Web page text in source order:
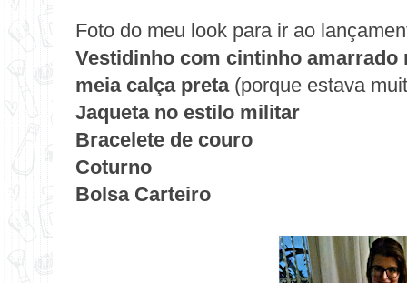
Foto do meu look para ir ao
Vestidinho com cintinho amarrado
meia calça preta(porque estava
Jaqueta no estilo militar
Bracelete de couro
Coturno
Bolsa Carteiro